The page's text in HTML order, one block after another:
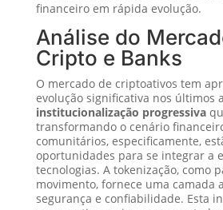
financeiro em rápida evolução.
Análise do
Cripto e Banks
O mercado de criptoativos tem
evolução significativa nos últimos
institucionalização progressiva
transformando o cenário
comunitários, especificamente,
oportunidades para se integrar a
tecnologias. A tokenização, como
movimento, fornece uma camada
segurança e confiabilidade. Esta